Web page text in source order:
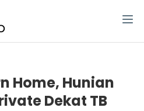
Home, Hunian
Dekat TB